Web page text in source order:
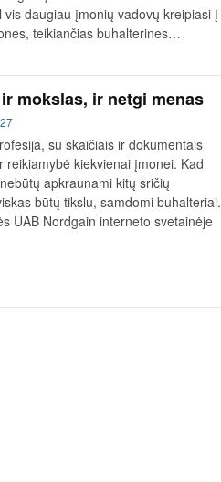
vis daugiau įmonių vadovų kreipiasi į
teikiančias buhalterines…
mokslas, ir netgi menas
su skaičiais ir dokumentais
reikiamybė kiekvienai įmonei. Kad
apkraunami kitų sričių
būtų tikslu, samdomi buhalteriai.
UAB Nordgain interneto svetainėje